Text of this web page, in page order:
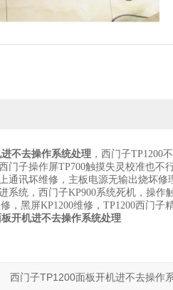
不去操作系统处理 ，西门子TP1200
门子操作屏TP700触摸失灵校准也不
通讯坏维修，主板电源无输出烧坏
系统，西门子KP900系统死机，操作
，黑屏KP1200维修，TP1200西门
开机进不去操作系统处理